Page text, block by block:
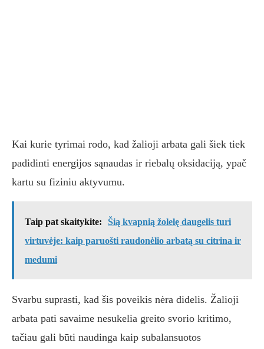
Kai kurie tyrimai rodo, kad žalioji arbata gali šiek tiek
padidinti energijos sąnaudas ir riebalų oksidaciją, ypač
kartu su fiziniu aktyvumu.
Taip pat skaitykite:
Šią kvapnią žolelę daugelis turi
virtuvėje: kaip paruošti raudonėlio arbatą su citrina ir
medumi
Svarbu suprasti, kad šis poveikis nėra didelis. Žalioji
arbata pati savaime nesukelia greito svorio kritimo,
tačiau gali būti naudinga kaip subalansuotos